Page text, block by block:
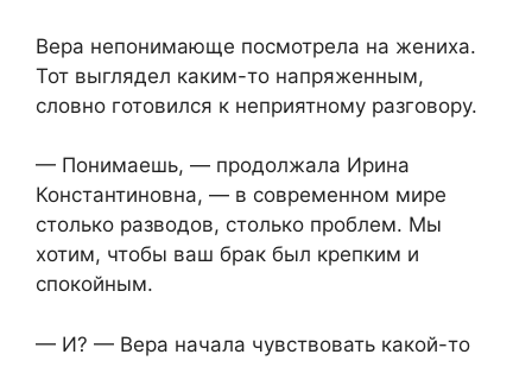
Вера непонимающе посмотрела на жениха.
Тот выглядел каким-то напряженным,
словно готовился к неприятному разговору.
— Понимаешь, — продолжала Ирина
Константиновна, — в современном мире
столько разводов, столько проблем. Мы
хотим, чтобы ваш брак был крепким и
спокойным.
— И? — Вера начала чувствовать какой-то